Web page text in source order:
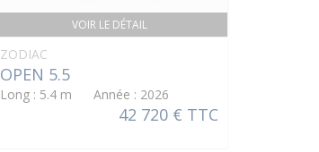
VOIR LE DÉTAIL
ZODIAC
OPEN 5.5
Long : 5.4 m Année : 2026
42 720 € TTC